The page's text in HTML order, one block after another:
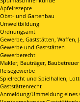
Apfelrezepte
Obst- und Gartenbau
Umweltbildung
Ordnungsamt
Gewerbe, Gaststätten, Waffen,
Gewerbe und Gaststätten
Gewerberecht
Makler, Bauträger, Baubetreuer
Reisegewerbe
Spielrecht und Spielhallen,
Gaststättenrecht
Anmeldung/Ummeldung eines